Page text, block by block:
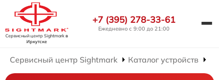
Сервисный центр Sightmarkв
Иркутске
+7 (395) 278-33-61
Ежедневно с 9:00 до 21:00
Сервисный центр Sightmark Каталог устройств